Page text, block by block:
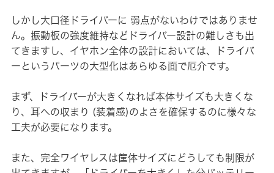
しかし大口径ドライバーに 弱点がないわけではありませ
ん。振動板の強度維持などドライバー設計の難しさも出
てきますし、イヤホン全体の設計においては、ドライバ
ーというパーツの大型化はあらゆる面で厄介です。
まず、ドライバーが大きくなれば本体サイズも大きくな
り、耳への収まり (装着感)のよさを確保するのに様々な
工夫が必要になります。
また、完全ワイヤレスは筐体サイズにどうしても制限が